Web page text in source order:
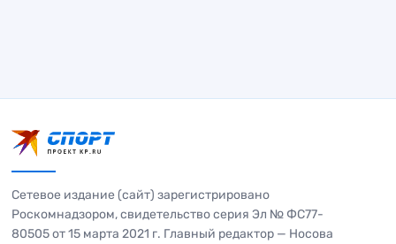
Сетевое издание (сайт) зарегистрировано
Роскомнадзором, свидетельство серия Эл № ФС77-
80505 от 15 марта 2021 г. Главный редактор — Носова